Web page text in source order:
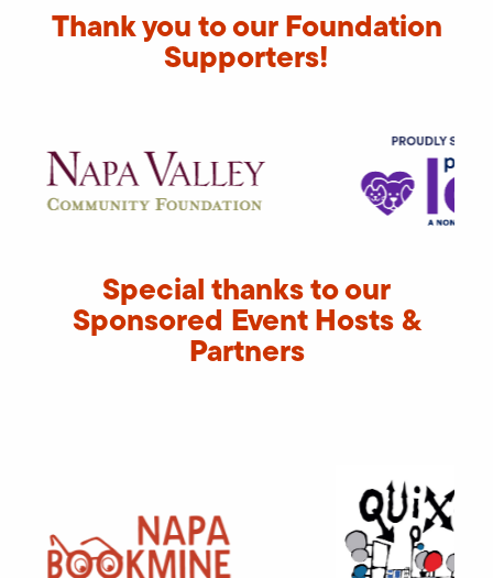
Thank you to our Foundation
Supporters!
Special thanks to our
Sponsored Event Hosts &
Partners